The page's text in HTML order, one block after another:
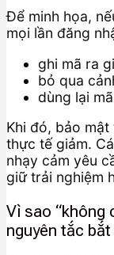
Để minh họa,
mọi lần đăng
ghi mã ra
bỏ qua
dùng lại
Khi đó, bảo
thực tế giảm.
nhạy cảm yêu
giữ trải nghiệm
Vì sao “không
nguyên tắc